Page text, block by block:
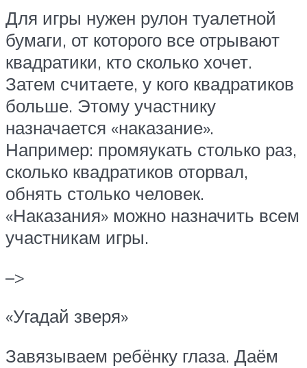
Для игры нужен рулон туалетной
бумаги, от которого все отрывают
квадратики, кто сколько хочет.
Затем считаете, у кого квадратиков
больше. Этому участнику
назначается «наказание».
Например: промяукать столько раз,
сколько квадратиков оторвал,
обнять столько человек.
«Наказания» можно назначить всем
участникам игры.
–>
«Угадай зверя»
Завязываем ребёнку глаза. Даём